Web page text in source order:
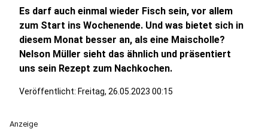
Es darf auch einmal wieder Fisch sein, vor allem
zum Start ins Wochenende. Und was bietet sich in
diesem Monat besser an, als eine Maischolle?
Nelson Müller sieht das ähnlich und präsentiert
uns sein Rezept zum Nachkochen.
Veröffentlicht: Freitag, 26.05.2023 00:15
Anzeige